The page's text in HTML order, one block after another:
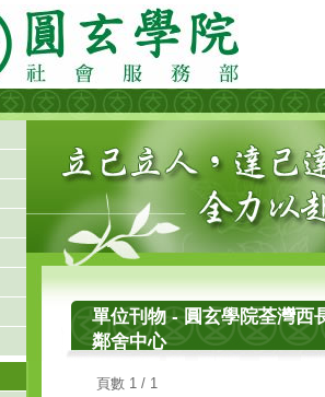
單位刊物 - 圓玄學院荃灣西
鄰舍中心
頁數 1 / 1